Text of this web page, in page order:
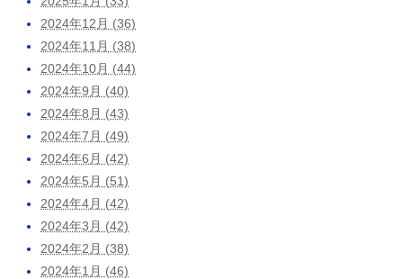
2024年12月 (36)
2024年11月 (38)
2024年10月 (44)
2024年9月 (40)
2024年8月 (43)
2024年7月 (49)
2024年6月 (42)
2024年5月 (51)
2024年4月 (42)
2024年3月 (42)
2024年2月 (38)
2024年1月 (46)